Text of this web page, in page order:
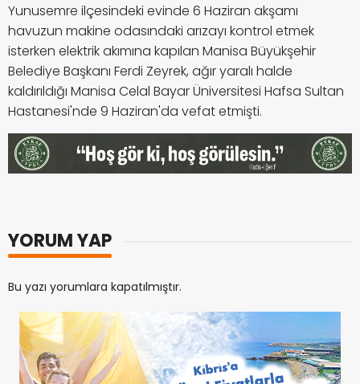
Yunusemre ilçesindeki evinde 6 Haziran akşamı
havuzun makine odasındaki arızayı kontrol etmek
isterken elektrik akımına kapılan Manisa Büyükşehir
Belediye Başkanı Ferdi Zeyrek, ağır yaralı halde
kaldırıldığı Manisa Celal Bayar Üniversitesi Hafsa Sultan
Hastanesi'nde 9 Haziran'da vefat etmişti.
YORUM YAP
Bu yazı yorumlara kapatılmıştır.